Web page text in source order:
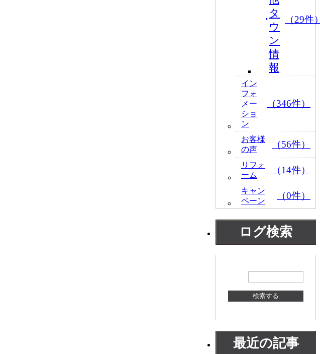
タ
ウ
ン
情
報
（29件
イン
フォ
メー
ショ
ン
（346件）
お客様
の声
（56件）
リフォ
ーム
（14件）
キャン
ペーン
（0件）
ログ検索
最近の記事